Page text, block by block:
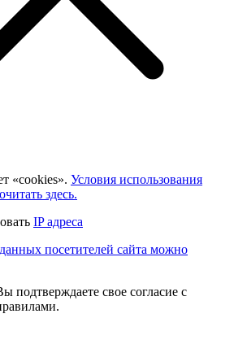
«cookies». Условия использования
здесь.
IP адреса
посетителей сайта можно
подтверждаете свое согласие с